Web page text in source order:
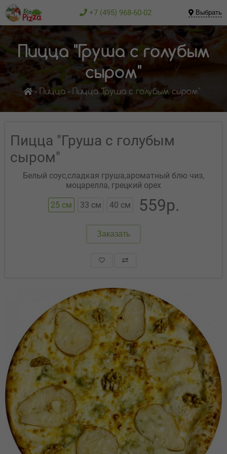
+7 (495) 968-60-02 Выбрать
Пицца "Груша с голубым
сыром"
Пицца Пицца "Груша с голубым сыром"
Пицца "Груша с голубым
сыром"
Белый соус,сладкая груша,ароматный блю чиз,
моцарелла, грецкий орех
25 см 33 см 40 см 559р.
Заказать